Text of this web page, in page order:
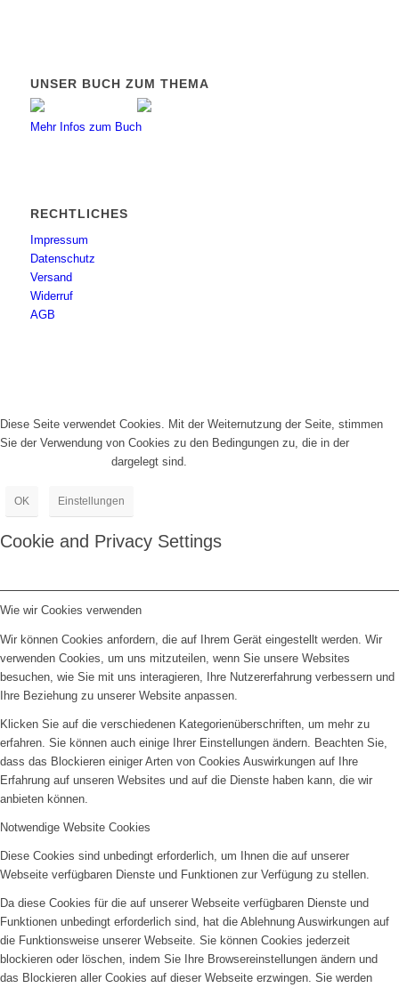
UNSER BUCH ZUM THEMA
Mehr Infos zum Buch
RECHTLICHES
Impressum
Datenschutz
Versand
Widerruf
AGB
Diese Seite verwendet Cookies. Mit der Weiternutzung der Seite, stimmen
Sie der Verwendung von Cookies zu den Bedingungen zu, die in der
dargelegt sind.
OK Einstellungen
Cookie and Privacy Settings
Wie wir Cookies verwenden
Wir können Cookies anfordern, die auf Ihrem Gerät eingestellt werden. Wir
verwenden Cookies, um uns mitzuteilen, wenn Sie unsere Websites
besuchen, wie Sie mit uns interagieren, Ihre Nutzererfahrung verbessern und
Ihre Beziehung zu unserer Website anpassen.
Klicken Sie auf die verschiedenen Kategorienüberschriften, um mehr zu
erfahren. Sie können auch einige Ihrer Einstellungen ändern. Beachten Sie,
dass das Blockieren einiger Arten von Cookies Auswirkungen auf Ihre
Erfahrung auf unseren Websites und auf die Dienste haben kann, die wir
anbieten können.
Notwendige Website Cookies
Diese Cookies sind unbedingt erforderlich, um Ihnen die auf unserer
Webseite verfügbaren Dienste und Funktionen zur Verfügung zu stellen.
Da diese Cookies für die auf unserer Webseite verfügbaren Dienste und
Funktionen unbedingt erforderlich sind, hat die Ablehnung Auswirkungen auf
die Funktionsweise unserer Webseite. Sie können Cookies jederzeit
blockieren oder löschen, indem Sie Ihre Browsereinstellungen ändern und
das Blockieren aller Cookies auf dieser Webseite erzwingen. Sie werden